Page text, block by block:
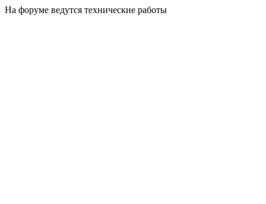
На форуме ведутся технические работы